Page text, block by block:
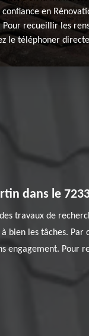
en
recueillir les
le téléphoner
dans le
travaux de
les tâches. Par
engagement. Pour